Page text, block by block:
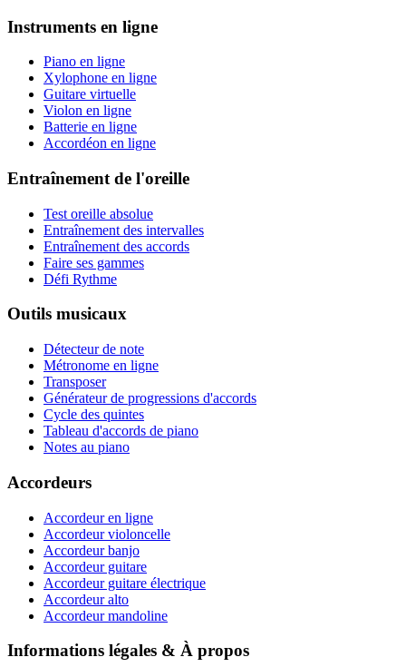
Instruments en ligne
Piano en ligne
Xylophone en ligne
Guitare virtuelle
Violon en ligne
Batterie en ligne
Accordéon en ligne
Entraînement de l'oreille
Test oreille absolue
Entraînement des intervalles
Entraînement des accords
Faire ses gammes
Défi Rythme
Outils musicaux
Détecteur de note
Métronome en ligne
Transposer
Générateur de progressions d'accords
Cycle des quintes
Tableau d'accords de piano
Notes au piano
Accordeurs
Accordeur en ligne
Accordeur violoncelle
Accordeur banjo
Accordeur guitare
Accordeur guitare électrique
Accordeur alto
Accordeur mandoline
Informations légales & À propos